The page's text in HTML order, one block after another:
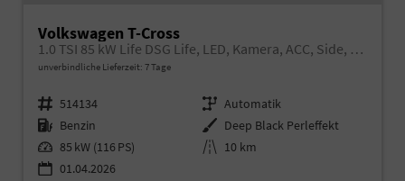
Volkswagen T-Cross
1.0 TSI 85 kW Life DSG Life, LED, Kamera, ACC, Side, Winter, 17-Zoll
unverbindliche Lieferzeit: 7 Tage
Fahrzeugnr. 514134 Getriebe Automatik
Kraftstoff Benzin Außenfarbe Deep Black Perleffekt
Leistung 85 kW (116 PS) Kilometerstand 10 km
01.04.2026